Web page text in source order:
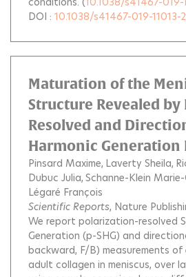
DOI : 10.1038/s41467-019-11013-2
Maturation of the
Structure Revealed
Resolved and
Harmonic Generation
Pinsard Maxime Laverty Sheila
Dubuc Julia Schanne-Klein Marie-
Légaré François
Scientific Reports, Nature
We report polarization-resolved
Generation (p-SHG) and
backward, F/B) measurements
adult collagen in meniscus, over